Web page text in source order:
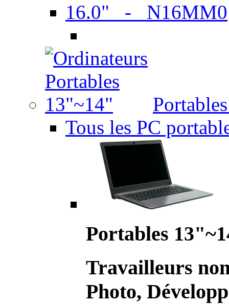
16.0" - N16MM0
Tous les PC
Portables
Travailleurs
Photo,